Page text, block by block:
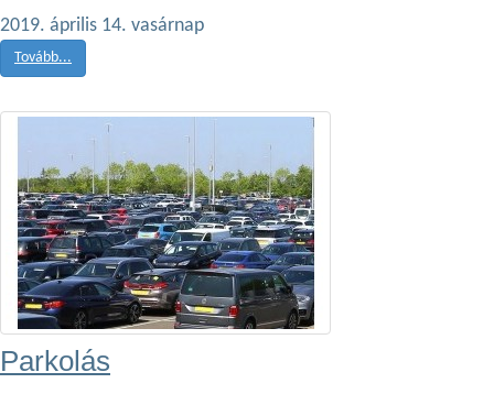
2019. április 14. vasárnap
Tovább...
Parkolás